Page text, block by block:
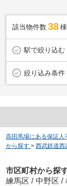
該当物件数 38棟
駅で絞り込む
絞り込み条件
高田馬場にある保証人
から探す > 西武鉄道西
市区町村から探
練馬区 / 中野区 /